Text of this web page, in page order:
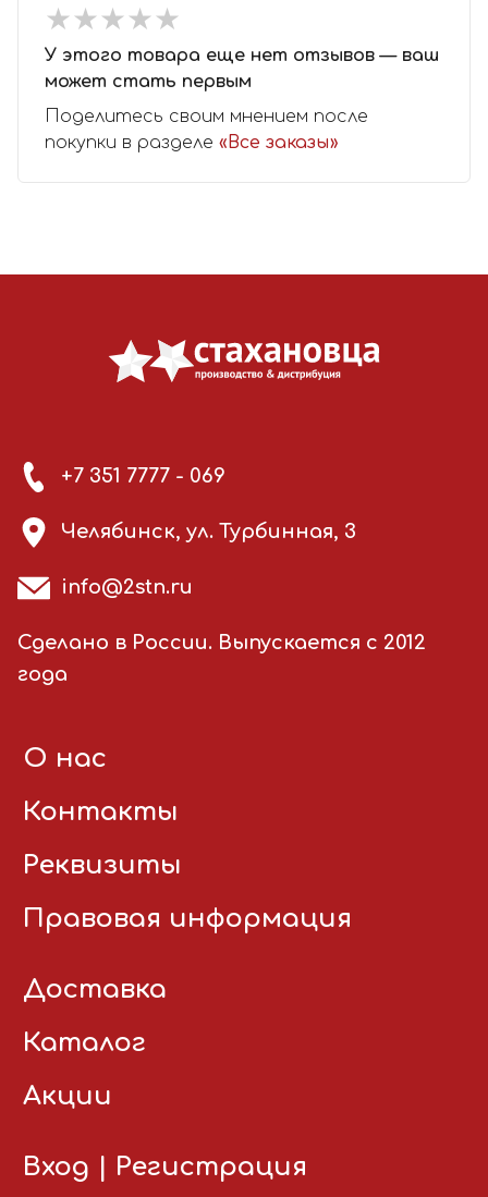
★★★★★
★★★★★
У этого товара еще нет отзывов — ваш
может стать первым
Поделитесь своим мнением после
покупки в разделе «Все заказы»
+7 351 7777 - 069
Челябинск, ул. Турбинная, 3
info@2stn.ru
Сделано в России. Выпускается с 2012
года
О нас
Контакты
Реквизиты
Правовая информация
Доставка
Каталог
Акции
Вход Регистрация